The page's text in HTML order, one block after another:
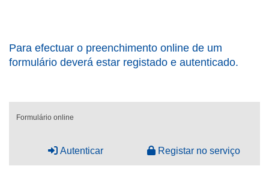
Para efectuar o preenchimento online de um
formulário deverá estar registado e autenticado.
Formulário online
Autenticar Registar no serviço